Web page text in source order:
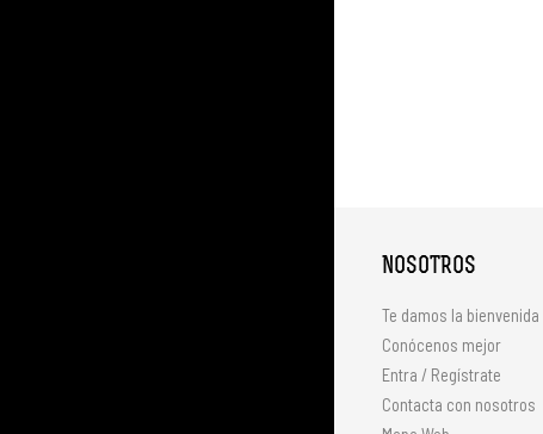
NOSOTROS
Te damos la bienvenida
Conócenos mejor
Entra / Regístrate
Contacta con nosotros